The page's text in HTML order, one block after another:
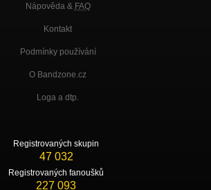
Nápověda & FAQ
Kontakt
Podmínky používání
O Bandzone.cz
Loga a dtp.
Registrovaných skupin
47 032
Registrovaných fanoušků
227 093